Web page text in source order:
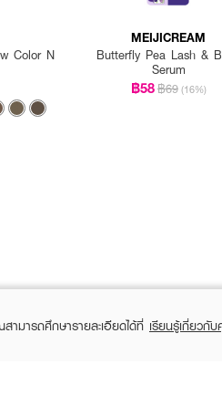
Color N
MEIJICREAM
Butterfly Pea Lash &
Serum
฿58฿69 (16%)
ามารถศึกษารายละเอียดได้ที่ เรียนรู้เกี่ยวกั